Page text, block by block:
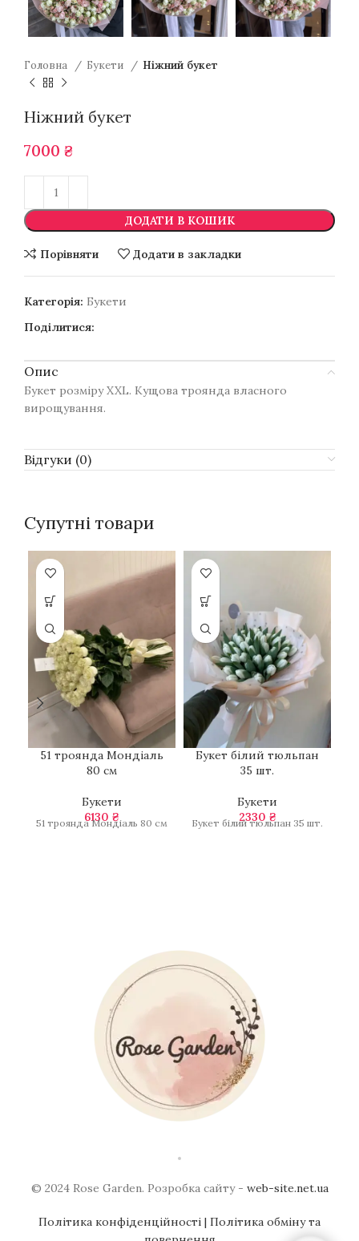
Головна Букети Ніжний букет
Ніжний букет
7000 ₴
ДОДАТИ В КОШИК
Порівняти Додати в закладки
Категорія: Букети
Поділитися:
Опис
Букет розміру XXL. Кущова троянда власного
вирощування.
Відгуки (0)
Супутні товари
51 троянда Мондіаль
80 см
Букети
6130 ₴
51 троянда Мондіаль 80 см
Букет білий тюльпан
35 шт.
Букети
2330 ₴
Букет білий тюльпан 35 шт.
© 2024 Rose Garden. Розробка сайту - web-site.net.ua
Політика конфіденційності | Політика обміну та